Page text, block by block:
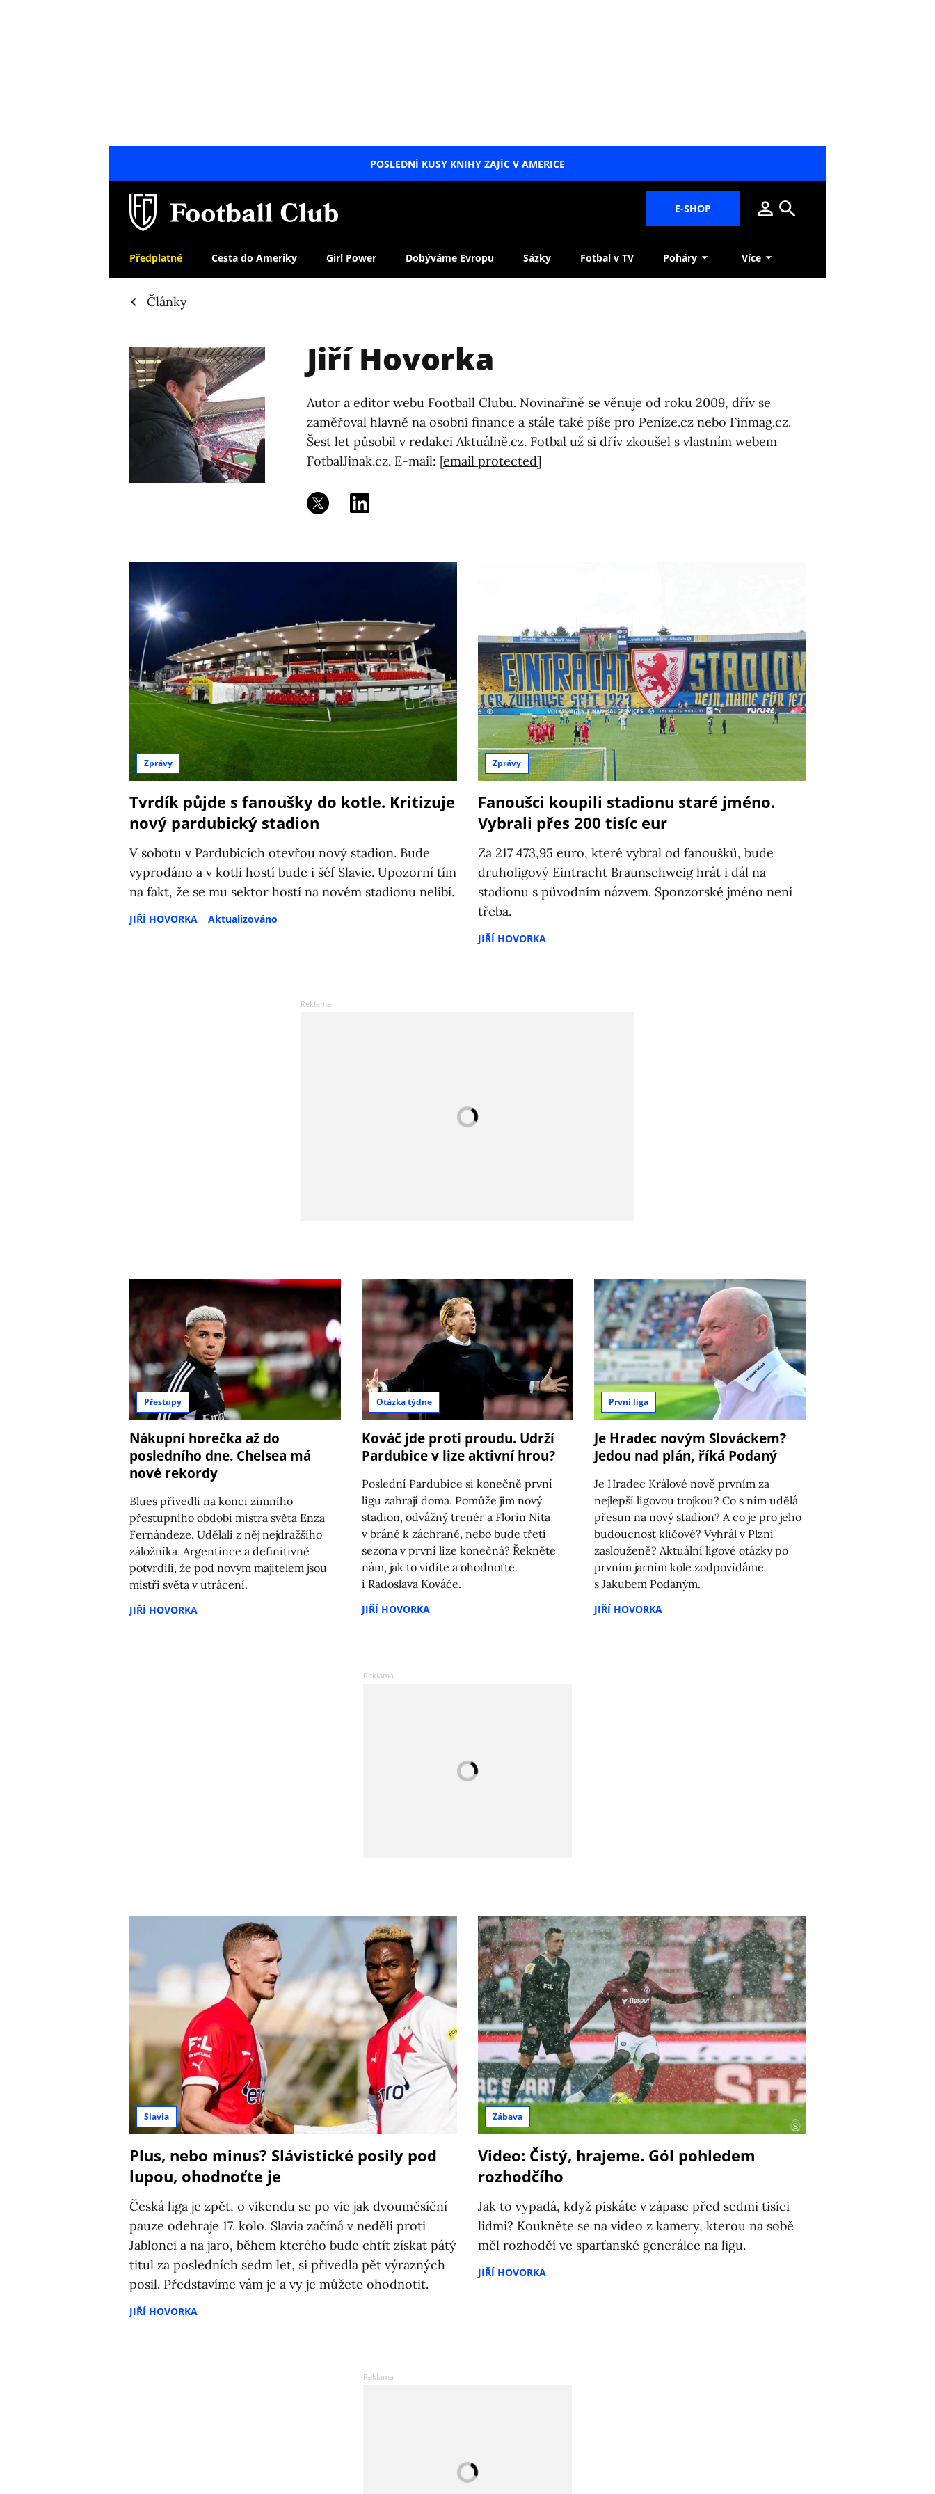
POSLEDNÍ KUSY KNIHY ZAJÍC V AMERICE
E-SHOP
Předplatné Cesta do Ameriky Girl Power Dobýváme Evropu Sázky Fotbal v TV Poháry Více
Články
Jiří Hovorka
Autor a editor webu Football Clubu. Novinařině se věnuje od roku 2009, dřív se
zaměřoval hlavně na osobní finance a stále také píše pro Peníze.cz nebo Finmag.cz.
Šest let působil v redakci Aktuálně.cz. Fotbal už si dřív zkoušel s vlastním webem
FotbalJinak.cz. E-mail: [email protected]
Zprávy
Tvrdík půjde s fanoušky do kotle. Kritizuje
nový pardubický stadion
V sobotu v Pardubicích otevřou nový stadion. Bude
vyprodáno a v kotli hostí bude i šéf Slavie. Upozorní tím
na fakt, že se mu sektor hostí na novém stadionu nelíbí.
JIŘÍ HOVORKA Aktualizováno
Zprávy
Fanoušci koupili stadionu staré jméno.
Vybrali přes 200 tisíc eur
Za 217 473,95 euro, které vybral od fanoušků, bude
druholigový Eintracht Braunschweig hrát i dál na
stadionu s původním názvem. Sponzorské jméno není
třeba.
JIŘÍ HOVORKA
Přestupy
Nákupní horečka až do
posledního dne. Chelsea má
nové rekordy
Blues přivedli na konci zimního
přestupního období mistra světa Enza
Fernándeze. Udělali z něj nejdražšího
záložníka, Argentince a definitivně
potvrdili, že pod novým majitelem jsou
mistři světa v utrácení.
JIŘÍ HOVORKA
Otázka týdne
Kováč jde proti proudu. Udrží
Pardubice v lize aktivní hrou?
Poslední Pardubice si konečně první
ligu zahrají doma. Pomůže jim nový
stadion, odvážný trenér a Florin Nita
v bráně k záchraně, nebo bude třetí
sezona v první lize konečná? Řekněte
nám, jak to vidíte a ohodnoťte
i Radoslava Kováče.
JIŘÍ HOVORKA
První liga
Je Hradec novým Slováckem?
Jedou nad plán, říká Podaný
Je Hradec Králové nově prvním za
nejlepší ligovou trojkou? Co s ním udělá
přesun na nový stadion? A co je pro jeho
budoucnost klíčové? Vyhrál v Plzni
zaslouženě? Aktuální ligové otázky po
prvním jarním kole zodpovídáme
s Jakubem Podaným.
JIŘÍ HOVORKA
Slavia
Plus, nebo minus? Slávistické posily pod
lupou, ohodnoťte je
Česká liga je zpět, o víkendu se po víc jak dvouměsíční
pauze odehraje 17. kolo. Slavia začíná v neděli proti
Jablonci a na jaro, během kterého bude chtít získat pátý
titul za posledních sedm let, si přivedla pět výrazných
posil. Představíme vám je a vy je můžete ohodnotit.
JIŘÍ HOVORKA
Zábava
Video: Čistý, hrajeme. Gól pohledem
rozhodčího
Jak to vypadá, když pískáte v zápase před sedmi tisíci
lidmi? Koukněte se na video z kamery, kterou na sobě
měl rozhodčí ve sparťanské generálce na ligu.
JIŘÍ HOVORKA